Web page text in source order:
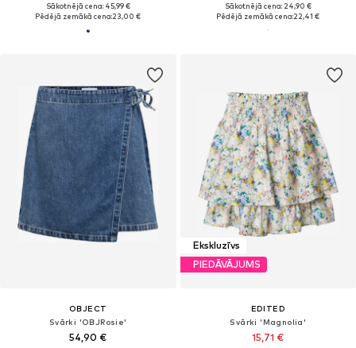
Sākotnējā cena: 45,99 €
Pēdējā zemākā cena:23,00 €
Sākotnējā cena: 24,90 €
Pēdējā zemākā cena:22,41 €
OBJECT
Svārki 'OBJRosie'
54,90 €
Ekskluzīvs
PIEDĀVĀJUMS
EDITED
Svārki 'Magnolia'
15,71 €